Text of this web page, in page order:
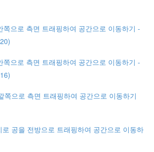
쪽으로 측면 트래핑하여 공간으로 이동하기 -
쪽으로 측면 트래핑하여 공간으로 이동하기 -
쪽으로 측면 트래핑하여 공간으로 이동하기
로 공을 전방으로 트래핑하여 공간으로 이동하